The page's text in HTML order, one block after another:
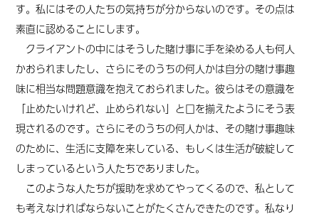
す。私にはその人たちの気持ちが分からないのです。その点は
素直に認めることにします。
クライアントの中にはそうした賭け事に手を染める人も何人
かおられましたし、さらにそのうちの何人かは自分の賭け事趣
味に相当な問題意識を抱えておられました。彼らはその意識を
「止めたいけれど、止められない」と口を揃えたようにそう表
現されるのです。さらにそのうちの何人かは、その賭け事趣味
のために、生活に支障を来している、もしくは生活が破綻して
しまっているという人たちでありました。
このような人たちが援助を求めてやってくるので、私として
も考えなければならないことがたくさんできたのです。私なり